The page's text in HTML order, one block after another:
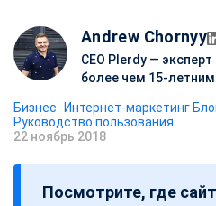
Andrew Chornyy
CEO Plerdy — эксперт
более чем 15-
Бизнес Интернет-маркетинг
Руководство пользования
Д
а
22 ноябрь 2018
Посмотрите, где